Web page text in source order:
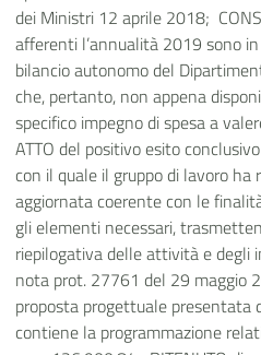
dei Ministri 12 aprile 2018;
afferenti l’annualità 2019 sono
bilancio autonomo del
che, pertanto, non appena
specifico impegno di spesa a
ATTO del positivo esito
con il quale il gruppo di lavoro
aggiornata coerente con le
gli elementi necessari,
riepilogativa delle attività e
nota prot. 27761 del 29 maggio
proposta progettuale presentata
contiene la programmazione